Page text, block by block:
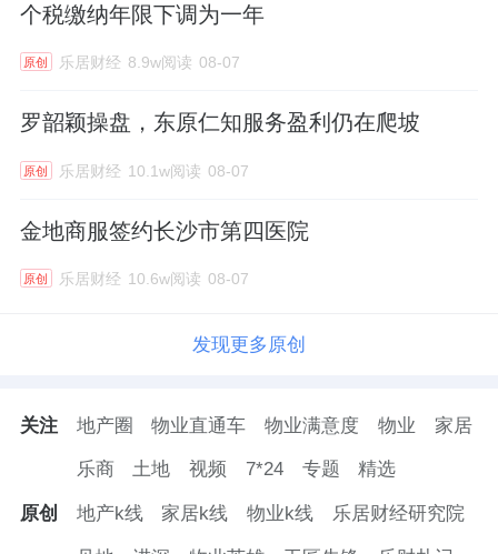
个税缴纳年限下调为一年
原创 乐居财经 8.9w阅读 08-07
罗韶颖操盘，东原仁知服务盈利仍在爬坡
原创 乐居财经 10.1w阅读 08-07
金地商服签约长沙市第四医院
原创 乐居财经 10.6w阅读 08-07
发现更多原创
关注 地产圈 物业直通车 物业满意度 物业 家居
乐商 土地 视频 7*24 专题 精选
原创 地产k线 家居k线 物业k线 乐居财经研究院